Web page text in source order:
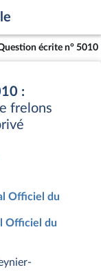
écrite n° 5010
:
frelons
Officiel du
Officiel du